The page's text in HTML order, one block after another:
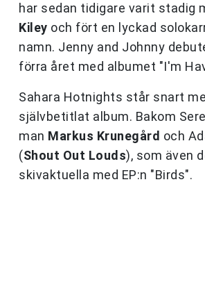
har sedan tidigare varit stadig
Kiley och fört en lyckad
namn. Jenny and Johnny
förra året med albumet "I'm
Sahara Hotnights står snart
självbetitlat album. Bakom
man Markus Krunegård och
(Shout Out Louds), som även
skivaktuella med EP:n "Birds".